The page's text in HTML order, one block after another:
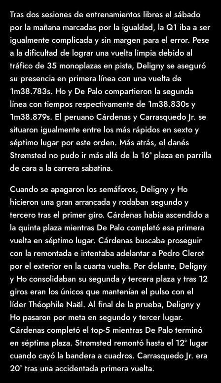
Tras dos sesiones de entrenamientos libres el sábado
por la mañana marcadas por la igualdad, la Q1 iba a ser
igualmente complicada y sin margen para el error. Pese
a la dificultad de lograr una vuelta limpia debido al
tráfico de 35 monoplazas en pista, Deligny se aseguró
su presencia en primera línea con una vuelta de
1m38.783s. Ho y De Palo compartieron la segunda
línea con tiempos respectivamente de 1m38.830s y
1m38.879s. El peruano Cárdenas y Carrasquedo Jr. se
situaron igualmente entre los más rápidos en sexto y
séptimo lugar por este orden. Más atrás, el danés
Strømsted no pudo ir más allá de la 16ª plaza en parrilla
de cara a la carrera sabatina.
Cuando se apagaron los semáforos, Deligny y Ho
hicieron una gran arrancada y rodaban segundo y
tercero tras el primer giro. Cárdenas había ascendido a
la quinta plaza mientras De Palo completó esa primera
vuelta en séptimo lugar. Cárdenas buscaba proseguir
con la remontada e intentaba adelantar a Pedro Clerot
por el exterior en la cuarta vuelta. Por delante, Deligny
y Ho consolidaban su segunda y tercera plaza y tras 12
giros eran los únicos que mantenían el pulso con el
líder Théophile Naël. Al final de la prueba, Deligny y
Ho pasaron por meta en segundo y tercer lugar.
Cárdenas completó el top-5 mientras De Palo terminó
en séptima plaza. Strømsted remontó hasta el 12º lugar
cuando cayó la bandera a cuadros. Carrasquedo Jr. era
20º tras una accidentada primera vuelta.